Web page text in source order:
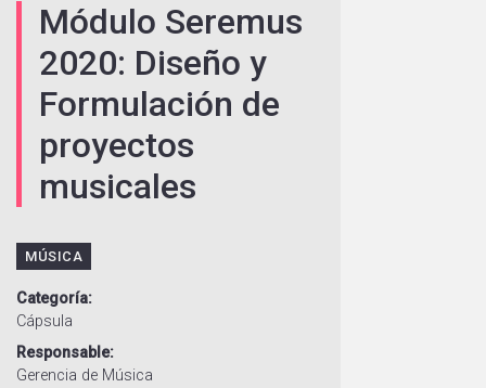
Módulo Seremus
2020: Diseño y
Formulación de
proyectos
musicales
MÚSICA
Categoría
Cápsula
Responsable
Gerencia de Música